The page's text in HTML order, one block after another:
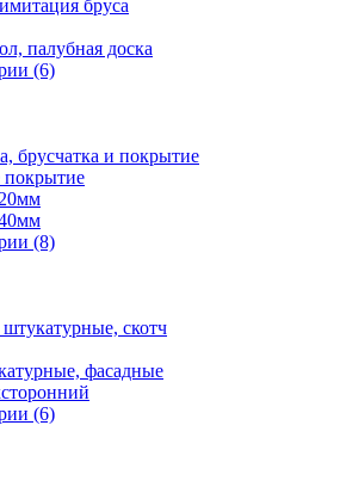
бруса
палубная доска
(6)
брусчатка и покрытие
покрытие
(8)
скотч
фасадные
(6)